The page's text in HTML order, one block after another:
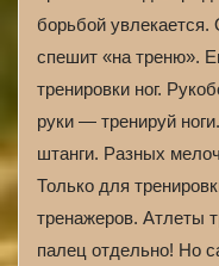
борьбой увлекается.
спешит «на треню».
тренировки ног.
руки — тренируй
штанги. Разных
Только для
тренажеров. Атлеты
палец отдельно! Но